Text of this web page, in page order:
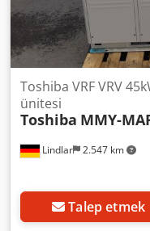
Lindlar 2.547 km
Toshiba VRF VRV
ünitesi
Toshiba MMY-
Talep etmek